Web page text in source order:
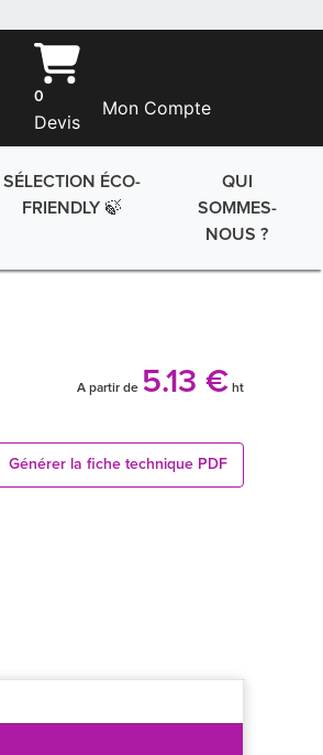
0
Devis
Mon Compte
SÉLECTION ÉCO-
FRIENDLY 🍃
QUI
SOMMES-
NOUS ?
A partir de 5.13 € ht
Générer la fiche technique PDF